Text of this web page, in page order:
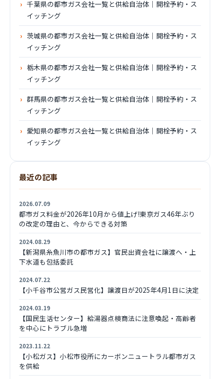
千葉県の都市ガス会社一覧と供給自治体｜開栓予約・ス
イッチング
茨城県の都市ガス会社一覧と供給自治体｜開栓予約・ス
イッチング
栃木県の都市ガス会社一覧と供給自治体｜開栓予約・ス
イッチング
群馬県の都市ガス会社一覧と供給自治体｜開栓予約・ス
イッチング
愛知県の都市ガス会社一覧と供給自治体｜開栓予約・ス
イッチング
最近の記事
2026.07.09
都市ガス料金が2026年10月から値上げ!東京ガス46年ぶり
の改定の理由と、今からできる対策
2024.08.29
【新潟県糸魚川市の都市ガス】官民出資会社に譲渡へ・上
下水道も包括委託
2024.07.22
【小千谷市公営ガス民営化】譲渡日が2025年4月1日に決定
2024.03.19
【国民生活センター】給湯器点検商法に注意喚起・高齢者
を中心にトラブル急増
2023.11.22
【小松ガス】小松市役所にカーボンニュートラル都市ガス
を供給